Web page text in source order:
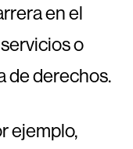
en el
o
de derechos.
ejemplo,